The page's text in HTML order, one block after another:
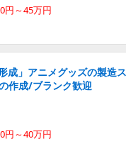
円～45万円
成」アニメグッズの製造
作成/ブランク歓迎
円～40万円